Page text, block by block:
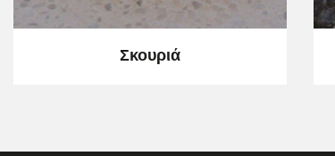
Σκουριά